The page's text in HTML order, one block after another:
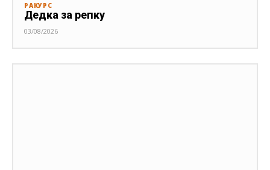
РАКУРС
Дедка за репку
03/08/2026